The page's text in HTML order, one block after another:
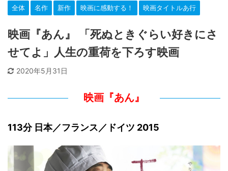
全体 名作 新作 映画に感動する！ 映画タイトルあ行
映画『あん』 「死ぬときぐらい好きにさ
せてよ」人生の重荷を下ろす映画
2020年5月31日
映画『あん』
113分 日本／フランス／ドイツ 2015